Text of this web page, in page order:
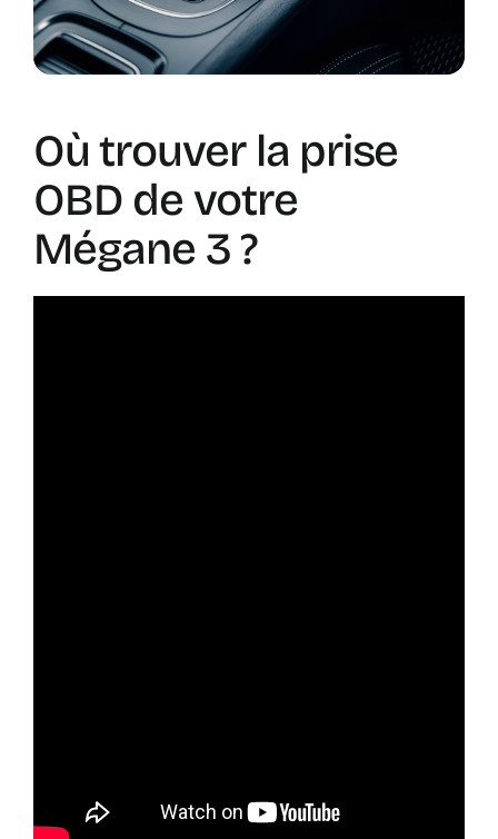
Où trouver la prise
OBD de votre
Mégane 3 ?